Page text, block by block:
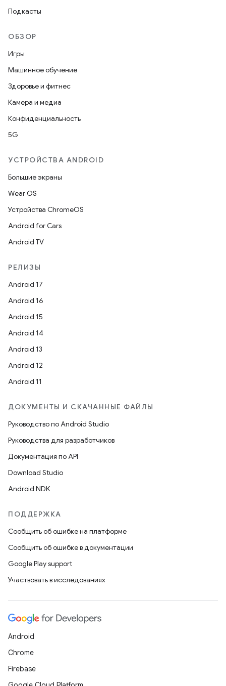
Подкасты
ОБЗОР
Игры
Машинное обучение
Здоровье и фитнес
Камера и медиа
Конфиденциальность
5G
УСТРОЙСТВА ANDROID
Большие экраны
Wear OS
Устройства ChromeOS
Android for Cars
Android TV
РЕЛИЗЫ
Android 17
Android 16
Android 15
Android 14
Android 13
Android 12
Android 11
ДОКУМЕНТЫ И СКАЧАННЫЕ ФАЙЛЫ
Руководство по Android Studio
Руководства для разработчиков
Документация по API
Download Studio
Android NDK
ПОДДЕРЖКА
Сообщить об ошибке на платформе
Сообщить об ошибке в документации
Google Play support
Участвовать в исследованиях
Android
Chrome
Firebase